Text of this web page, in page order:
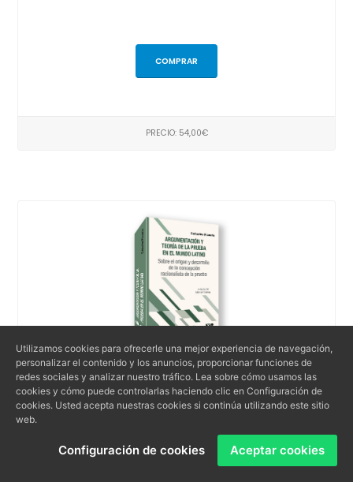
COMPRAR
PRECIO: 54,00€
Argumentación y teoría de la prueba en el mundo
Utilizamos cookies para ofrecerle una mejor experiencia de navegación,
personalizar el contenido y los anuncios, proporcionar funciones de
redes sociales y analizar nuestro tráfico. Lea sobre cómo usamos las
cookies y cómo puede controlarlas haciendo clic en Configuración de
cookies. Usted acepta nuestras cookies si continúa utilizando este sitio
web.
Configuración de cookies Aceptar cookies